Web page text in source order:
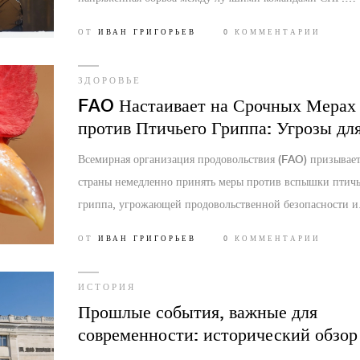
ОТ ИВАН ГРИГОРЬЕВ 0 КОММЕНТАРИИ
ЗДОРОВЬЕ
FAO Настаивает на Срочных Мерах
против Птичьего Гриппа: Угрозы
Продуктовой Безопасности и
Всемирная организация продовольствия (FAO) призывает
страны немедленно принять меры против вспышки
гриппа, угрожающей продовольственной безопасности и
ветеринаров.
ОТ ИВАН ГРИГОРЬЕВ 0 КОММЕНТАРИИ
ИСТОРИЯ
Прошлые события, важные для
современности: исторический обзор